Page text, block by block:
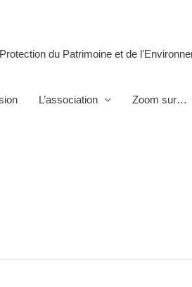
du Patrimoine et de
L’association Zoom sur…